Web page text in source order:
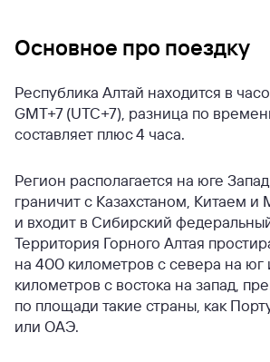
Основное про поездку
Республика Алтай находится в
GMT+7 (UTC+7), разница по
составляет плюс 4 часа.
Регион располагается на юге
граничит с Казахстаном, Китаем и
и входит в Сибирский
Территория Горного Алтая
на 400 километров с севера на юг
километров с востока на запад,
по площади такие страны, как
или ОАЭ.